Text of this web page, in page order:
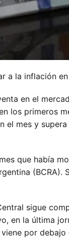
a la inflación
en el
los primeros
el mes y
que había
(BCRA).
sigue
en la última
por debajo